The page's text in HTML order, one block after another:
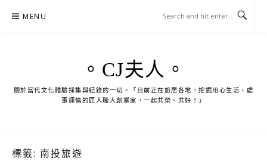
MENU
。CJ夫人。
關於當代文化體驗採集與紀錄的一切。「目前正在旅居各地，挖掘用心生活、處
事謹慎的匠人職人創業家，一起共榮、共好！」
標籤: 南投旅遊